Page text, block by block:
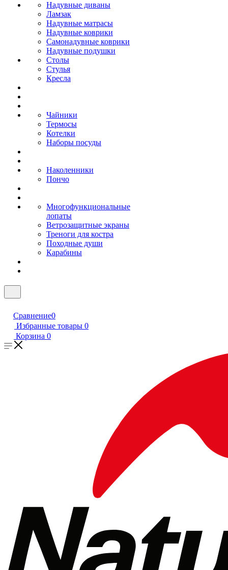
Надувные диваны
Ламзак
Надувные матрасы
Надувные коврики
Самонадувные коврики
Надувные подушки
Столы
Стулья
Кресла
Чайники
Термосы
Котелки
Наборы посуды
Наколенники
Пончо
Многофункциональные
лопаты
Ветрозащитные экраны
Треноги для костра
Походные души
Карабины
Сравнение0
Избранные товары 0
Корзина 0